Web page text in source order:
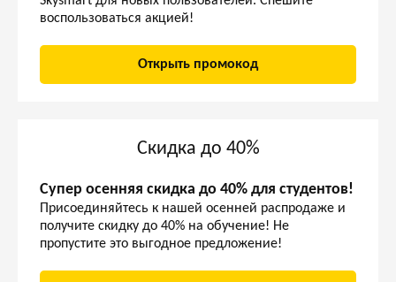
воспользоваться акцией!
Открыть промокод
Скидка до 40%
Супер осенняя скидка до 40% для студентов!
Присоединяйтесь к нашей осенней распродаже и
получите скидку до 40% на обучение! Не
пропустите это выгодное предложение!